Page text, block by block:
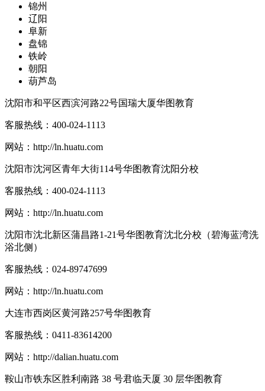
锦州
辽阳
阜新
盘锦
铁岭
朝阳
葫芦岛
沈阳市和平区西滨河路22号国瑞大厦华图教育
客服热线： 400-024-1113
网站： http://ln.huatu.com
沈阳市沈河区青年大街114号华图教育沈阳分校
客服热线： 400-024-1113
网站： http://ln.huatu.com
沈阳市沈北新区蒲昌路1-21号华图教育沈北分校（碧海蓝湾洗
浴北侧）
客服热线： 024-89747699
网站： http://ln.huatu.com
大连市西岗区黄河路257号华图教育
客服热线： 0411-83614200
网站： http://dalian.huatu.com
鞍山市铁东区胜利南路 38 号君临天厦 30 层华图教育